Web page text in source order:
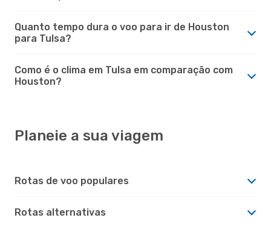
Quanto tempo dura o voo para ir de Houston
para Tulsa?
Como é o clima em Tulsa em comparação com
Houston?
Planeie a sua viagem
Rotas de voo populares
Rotas alternativas